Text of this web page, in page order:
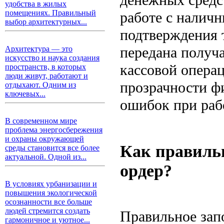
удобства в жилых
помещениях. Правильный
выбор архитектурных...
Архитектура — это
искусство и наука создания
пространств, в которых
люди живут, работают и
отдыхают. Одним из
ключевых...
В современном мире
проблема энергосбережения
и охраны окружающей
среды становится все более
актуальной. Одной из...
В условиях урбанизации и
повышения экологической
осознанности все больше
людей стремится создать
гармоничное и уютное...
работе с
подтверждения
передана
кассовой
прозрачности
ошибок при
Как
ордер?
Правильное